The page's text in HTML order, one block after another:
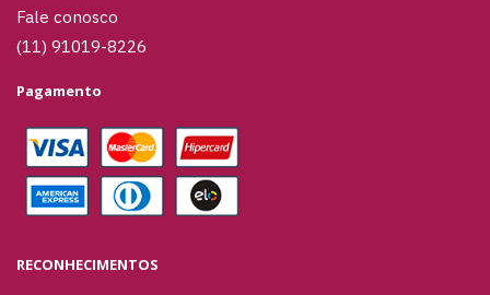
Fale conosco
(11) 91019-8226
Pagamento
RECONHECIMENTOS